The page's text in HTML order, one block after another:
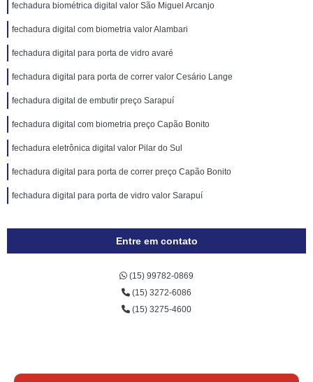
fechadura biométrica digital valor São Miguel Arcanjo
fechadura digital com biometria valor Alambari
fechadura digital para porta de vidro avaré
fechadura digital para porta de correr valor Cesário Lange
fechadura digital de embutir preço Sarapuí
fechadura digital com biometria preço Capão Bonito
fechadura eletrônica digital valor Pilar do Sul
fechadura digital para porta de correr preço Capão Bonito
fechadura digital para porta de vidro valor Sarapuí
Entre em contato
(15) 99782-0869
(15) 3272-6086
(15) 3275-4600